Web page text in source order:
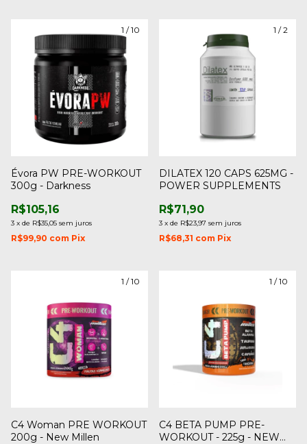
1 /10
Évora PW PRE-WORKOUT
300g - Darkness
R$105,16
3 x de R$35,05 sem juros
R$99,90 com Pix
1 /2
DILATEX 120 CAPS 625MG -
POWER SUPPLEMENTS
R$71,90
3 x de R$23,97 sem juros
R$68,31 com Pix
1 /10
C4 Woman PRE WORKOUT
200g - New Millen
1 /10
C4 BETA PUMP PRE-
WORKOUT - 225g - NEW